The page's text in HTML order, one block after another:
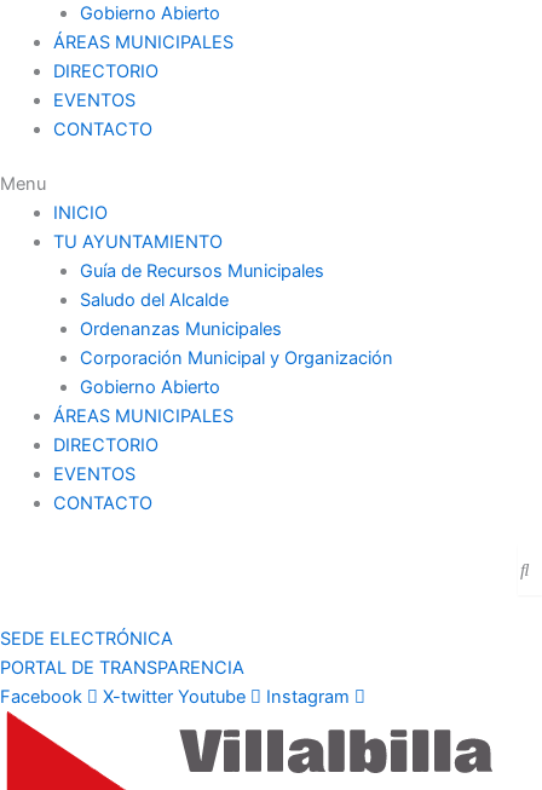
Gobierno Abierto
ÁREAS MUNICIPALES
DIRECTORIO
EVENTOS
CONTACTO
Menu
INICIO
TU AYUNTAMIENTO
Guía de Recursos Municipales
Saludo del Alcalde
Ordenanzas Municipales
Corporación Municipal y Organización
Gobierno Abierto
ÁREAS MUNICIPALES
DIRECTORIO
EVENTOS
CONTACTO
SEDE ELECTRÓNICA
PORTAL DE TRANSPARENCIA
Facebook
X-twitter Youtube Instagram